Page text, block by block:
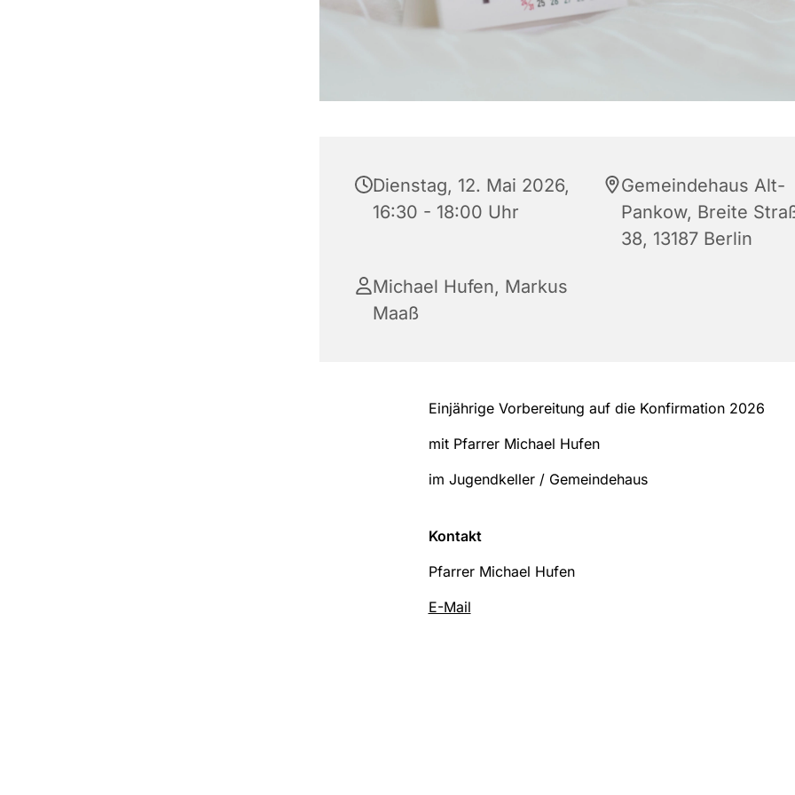
Dienstag, 12. Mai 2026,
16:30 - 18:00 Uhr
Gemeindehaus Alt-
Pankow, Breite
38, 13187 Berlin
Michael Hufen, Markus
Maaß
Einjährige Vorbereitung auf die Konfirmation 2026
mit Pfarrer Michael Hufen
im Jugendkeller / Gemeindehaus
Kontakt
Pfarrer Michael Hufen
E-Mail